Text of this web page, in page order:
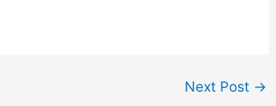
Next Post →